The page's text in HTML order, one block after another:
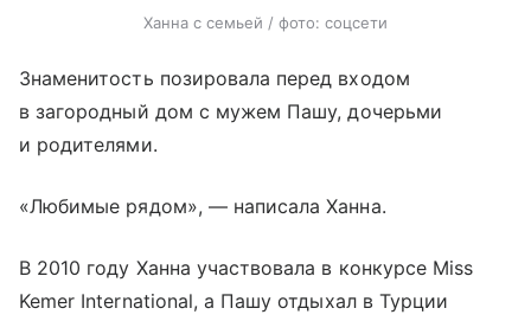
Ханна с семьей / фото: соцсети
Знаменитость позировала перед входом
в загородный дом с мужем Пашу, дочерьми
и родителями.
«Любимые рядом», — написала Ханна.
В 2010 году Ханна участвовала в конкурсе Miss
Kemer International, а Пашу отдыхал в Турции